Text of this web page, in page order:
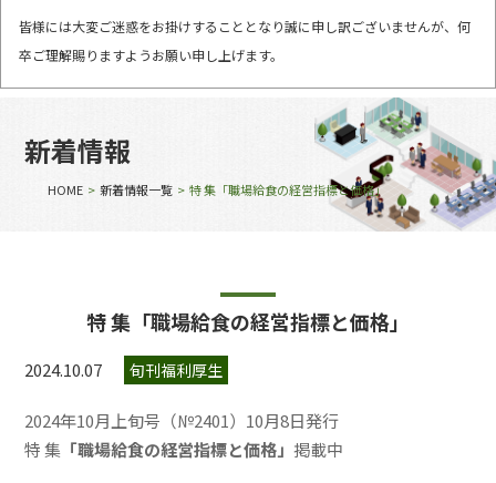
皆様には大変ご迷惑をお掛けすることとなり誠に申し訳ございませんが、何
卒ご理解賜りますようお願い申し上げます。
新着情報
HOME> 新着情報一覧> 特 集「職場給食の経営指標と価格」
特 集「職場給食の経営指標と価格」
2024.10.07 旬刊福利厚生
2024年10月上旬号（№2401）10月8日発行
特 集 「職場給食の経営指標と価格」掲載中